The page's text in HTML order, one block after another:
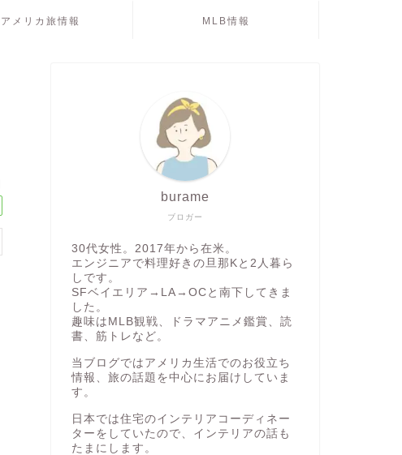
アメリカ旅情報 MLB情報
ブロガー
burame
30代女性。2017年から在米。
エンジニアで料理好きの旦那Kと2人暮ら
しです。
SFベイエリア→LA→OCと南下してきま
した。
趣味はMLB観戦、ドラマアニメ鑑賞、読
書、筋トレなど。
当ブログではアメリカ生活でのお役立ち
情報、旅の話題を中心にお届けしていま
す。
日本では住宅のインテリアコーディネー
ターをしていたので、インテリアの話も
たまにします。